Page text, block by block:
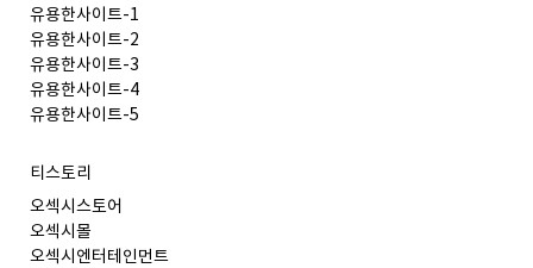
유용한사이트-1
유용한사이트-2
유용한사이트-3
유용한사이트-4
유용한사이트-5
티스토리
오섹시스토어
오섹시몰
오섹시엔터테인먼트